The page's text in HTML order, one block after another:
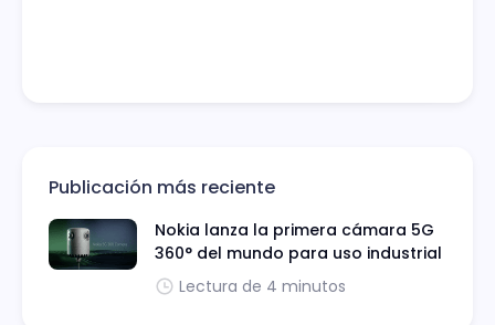
Publicación más reciente
Nokia lanza la primera cámara 5G
360° del mundo para uso industrial
Lectura de 4 minutos